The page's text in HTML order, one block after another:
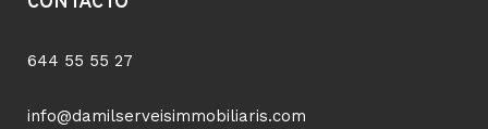
644 55 55 27
info@damilserveisimmobiliaris.com